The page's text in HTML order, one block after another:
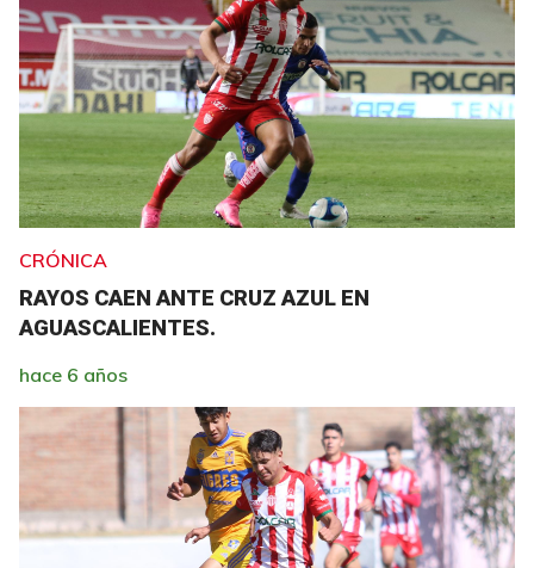
CRÓNICA
RAYOS CAEN ANTE CRUZ AZUL EN
AGUASCALIENTES.
hace 6 años